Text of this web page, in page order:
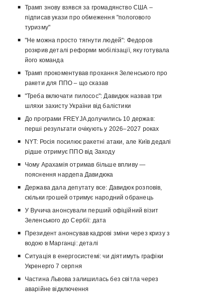
Трамп знову взявся за громадянство США –
підписав укази про обмеження "пологового
туризму"
"Не можна просто тягнути людей": Федоров
розкрив деталі реформи мобілізації, яку готувала
його команда
Трамп прокоментував прохання Зеленського про
ракети для ППО – що сказав
"Треба включати пилосос": Давидюк назвав три
шляхи захисту України від балістики
До програми FREYJA долучились 10 держав:
перші результати очікують у 2026–2027 роках
NYT: Росія посилює ракетні атаки, але Київ дедалі
рідше отримує ППО від Заходу
Чому Арахамія отримав більше впливу —
пояснення нардепа Давидюка
Держава дала депутату все: Давидюк розповів,
скільки грошей отримує народний обранець
У Вучича анонсували перший офіційний візит
Зеленського до Сербії: дата
Президент анонсував кадрові зміни через кризу з
водою в Марганці: деталі
Ситуація в енергосистемі: чи діятимуть графіки
Укренерго 7 серпня
Частина Львова залишилась без світла через
аварійне відключення